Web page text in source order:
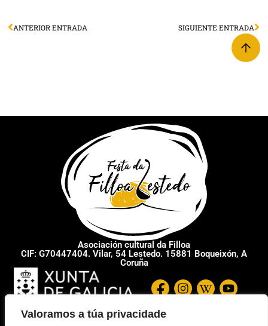
Valoramos a túa privacidade
ANTERIOR ENTRADA SIGUIENTE ENTRADA
Asociación cultural da Filloa
CIF: G70447404. Vilar, 54 Lestedo. 15881 Boqueixón, A
Coruña